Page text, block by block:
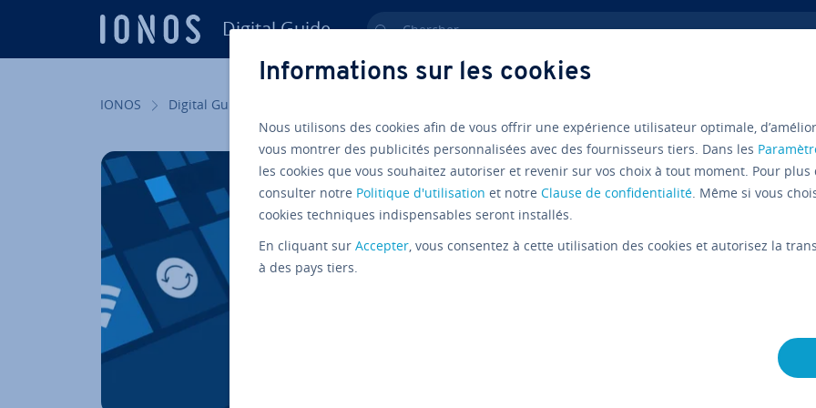
Digital Guide Chercher
IONOS Digital Guide
Que
Linux
Informations sur les cookies
Nous utilisons des cookies afin de vous offrir une expérience utilisateur optimale,
vous montrer des publicités personnalisées avec des fournisseurs tiers. Dans les
les cookies que vous souhaitez autoriser et revenir sur vos choix à tout moment. Pour
consulter notre Politique d'utilisation et notre Clause de confidentialité. Même si vous
cookies techniques indispensables seront installés.
En cliquant sur Accepter, vous consentez à cette utilisation des cookies et autorisez la
à des pays tiers.